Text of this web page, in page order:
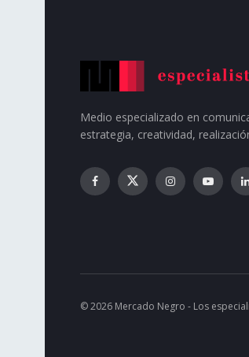
Medio especializado en
estrategia, creatividad,
© 2026 Mercado Negro - Los